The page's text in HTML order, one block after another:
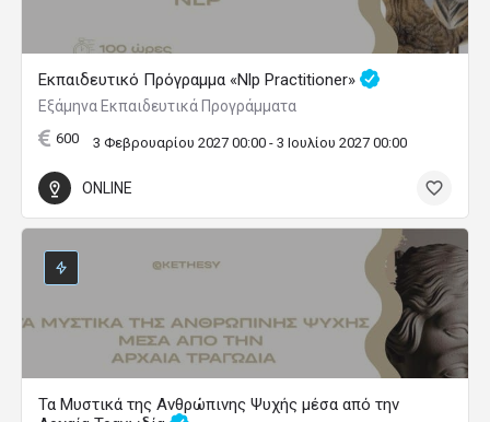
Εκπαιδευτικό Πρόγραμμα «Nlp Practitioner»
Εξάμηνα Εκπαιδευτικά Προγράμματα
600 3 Φεβρουαρίου 2027 00:00 - 3 Ιουλίου 2027 00:00
ONLINE
Τα Μυστικά της Ανθρώπινης Ψυχής μέσα από την